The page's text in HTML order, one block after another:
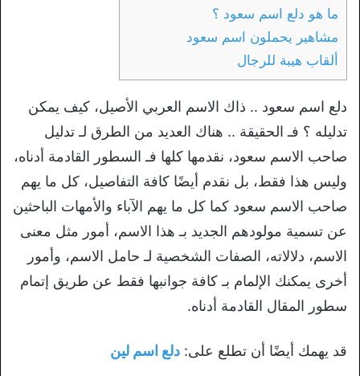
ما هو دلع اسم سعود ؟
مشاهير يحملون اسم سعود
ألقاب هيبة للرجال
دلع اسم سعود .. ذاك الاسم العربي الأصيل، كيف يمكن
تدليله ؟ فـ الحقيقة .. هناك العديد من الطرق لـ تدليل
صاحب الاسم سعود، نقدمها كلها فـ السطور القادمة أدناه،
وليس هذا فقط، بل نقدم أيضًا كافة التفاصيل، كل ما يهم
صاحب الاسم سعود كما كل ما يهم الآباء والأمهات الباحثين
عن تسمية مولودهم الجديد بـ هذا الاسم، أمور مثل معنى
الاسم، دلالاته، الصفات الشخصية لـ حامل الاسم، وأمور
أخرى يمكنك الإلمام بـ كافة جوانبها فقط عن طريق إتمام
سطور المقال القادمة أدناه.
قد يهمك أيضًا أن تطلع على: دلع اسم لين